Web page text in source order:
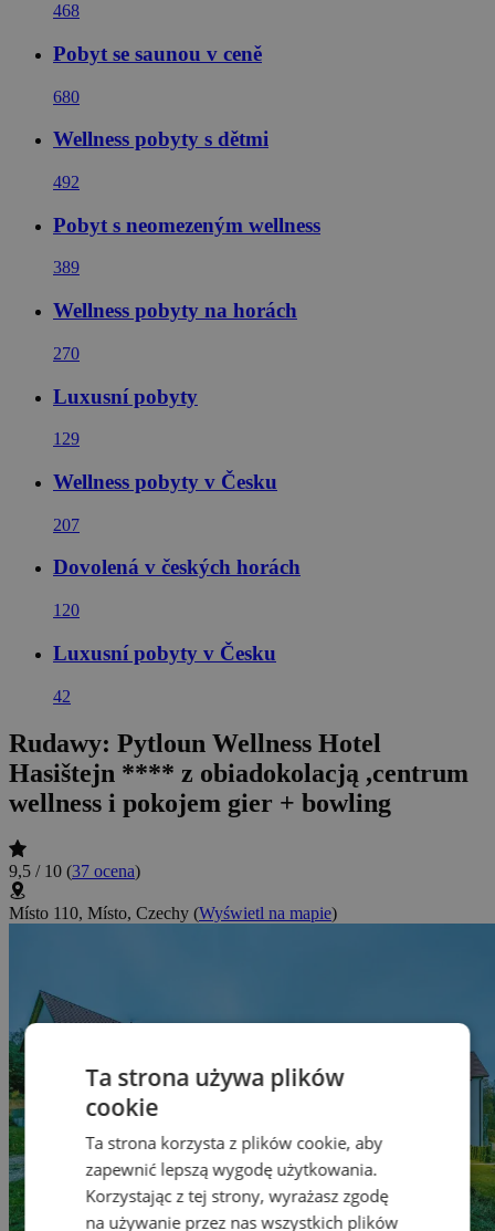
468
Pobyt se saunou v ceně
680
Wellness pobyty s dětmi
492
Pobyt s neomezeným wellness
389
Wellness pobyty na horách
270
Luxusní pobyty
129
Wellness pobyty v Česku
207
Dovolená v českých horách
120
Luxusní pobyty v Česku
42
Rudawy: Pytloun Wellness Hotel
Hasištejn **** z obiadokolacją ,centrum
wellness i pokojem gier + bowling
9,5 / 10 (37 ocena)
Místo 110, Místo, Czechy (Wyświetl na mapie)
Ta strona używa plików
cookie
Ta strona korzysta z plików cookie, aby
zapewnić lepszą wygodę użytkowania.
Korzystając z tej strony, wyrażasz zgodę
na używanie przez nas wszystkich plików